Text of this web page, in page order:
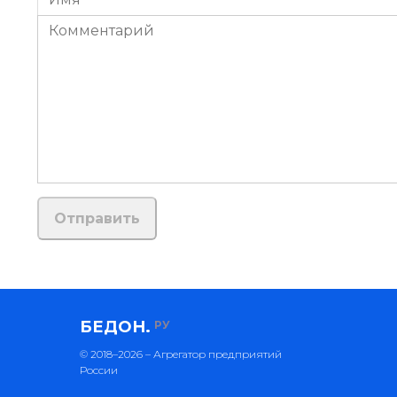
БЕДОН. РУ
© 2018–2026 – Агрегатор предприятий
России